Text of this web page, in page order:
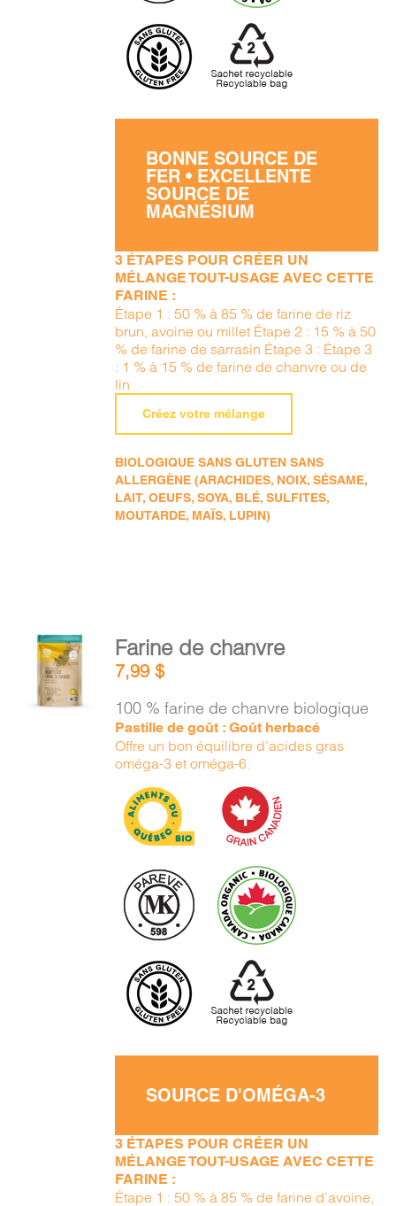
BONNE SOURCE DE
FER • EXCELLENTE
SOURCE DE
MAGNÉSIUM
3 ÉTAPES POUR CRÉER UN
MÉLANGE TOUT-USAGE AVEC CETTE
FARINE :
Étape 1 : 50 % à 85 % de farine de riz
brun, avoine ou millet Étape 2 : 15 % à 50
% de farine de sarrasin Étape 3 : Étape 3
: 1 % à 15 % de farine de chanvre ou de
lin
Créez votre mélange
BIOLOGIQUE SANS GLUTEN SANS
ALLERGÈNE (ARACHIDES, NOIX, SÉSAME,
LAIT, OEUFS, SOYA, BLÉ, SULFITES,
MOUTARDE, MAÏS, LUPIN)
AJOUTER
AU
PANIER
/
Farine de chanvre
7,99$
100 % farine de chanvre biologique
Pastille de goût : Goût herbacé
Offre un bon équilibre d’acides gras
oméga-3 et oméga-6.
SOURCE D'OMÉGA-3
3 ÉTAPES POUR CRÉER UN
MÉLANGE TOUT-USAGE AVEC CETTE
FARINE :
Étape 1 : 50 % à 85 % de farine d’avoine,